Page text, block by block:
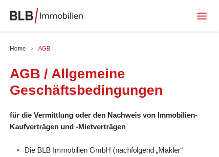
Home AGB
AGB / Allgemeine
Geschäftsbedingungen
für die Vermittlung oder den Nachweis von Immobilien-
Kaufverträgen und -Mietverträgen
Die BLB Immobilien GmbH (nachfolgend „Makler“